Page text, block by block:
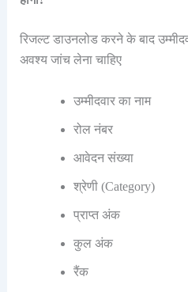
रिजल्ट डाउनलोड करने के बाद
अवश्य जांच लेना चाहिए
उम्मीदवार का नाम
रोल नंबर
आवेदन संख्या
श्रेणी (Category)
प्राप्त अंक
कुल अंक
रैंक